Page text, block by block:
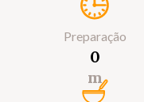
Preparação
0
m